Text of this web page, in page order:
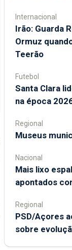
Internacional
Irão: Guarda
Ormuz
Teerão
Futebol
Santa Clara
na época
Regional
Museus
Nacional
Mais lixo
apontados
Regional
PSD/Açores
sobre